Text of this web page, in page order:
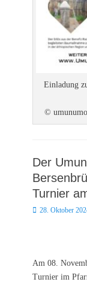
Einladung
©
Der
Turnier
Posted
28. Oktober
Am 08.
Turnier im